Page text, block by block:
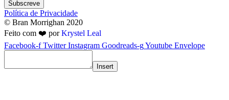
Subscreve
Política de Privacidade
© Bran Morrighan 2020
Feito com ❤️ porKrystel Leal
Facebook-f Twitter Instagram Goodreads-gYoutube Envelope
Insert